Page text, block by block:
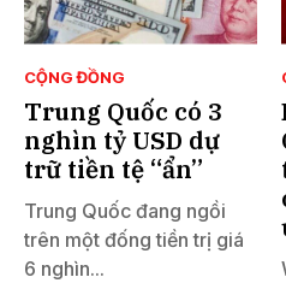
CỘNG ĐỒNG
Trung Quốc có 3
nghìn tỷ USD dự
trữ tiền tệ “ẩn”
Trung Quốc đang ngồi
trên một đống tiền trị giá
6 nghìn...